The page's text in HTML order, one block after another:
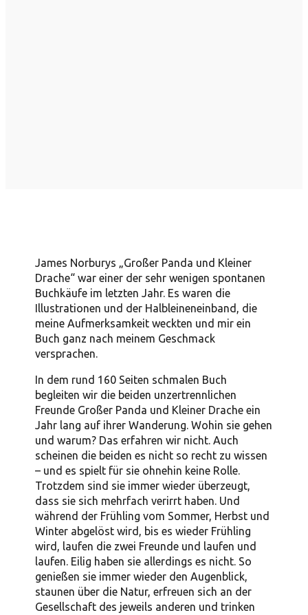
James Norburys „Großer Panda und Kleiner
Drache“ war einer der sehr wenigen spontanen
Buchkäufe im letzten Jahr. Es waren die
Illustrationen und der Halbleineneinband, die
meine Aufmerksamkeit weckten und mir ein
Buch ganz nach meinem Geschmack
versprachen.
In dem rund 160 Seiten schmalen Buch
begleiten wir die beiden unzertrennlichen
Freunde Großer Panda und Kleiner Drache ein
Jahr lang auf ihrer Wanderung. Wohin sie gehen
und warum? Das erfahren wir nicht. Auch
scheinen die beiden es nicht so recht zu wissen
– und es spielt für sie ohnehin keine Rolle.
Trotzdem sind sie immer wieder überzeugt,
dass sie sich mehrfach verirrt haben. Und
während der Frühling vom Sommer, Herbst und
Winter abgelöst wird, bis es wieder Frühling
wird, laufen die zwei Freunde und laufen und
laufen. Eilig haben sie allerdings es nicht. So
genießen sie immer wieder den Augenblick,
staunen über die Natur, erfreuen sich an der
Gesellschaft des jeweils anderen und trinken